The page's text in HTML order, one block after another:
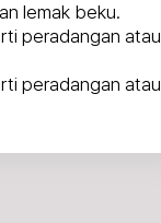
lemak beku.
peradangan atau
peradangan atau